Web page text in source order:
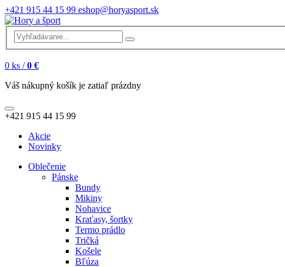
+421 915 44 15 99 eshop@horyasport.sk
0 ks / 0 €
Váš nákupný košík je zatiaľ prázdny
+421 915 44 15 99
Akcie
Novinky
Oblečenie
Pánske
Bundy
Mikiny
Nohavice
Kraťasy, šortky
Termo prádlo
Tričká
Košele
Bľúza